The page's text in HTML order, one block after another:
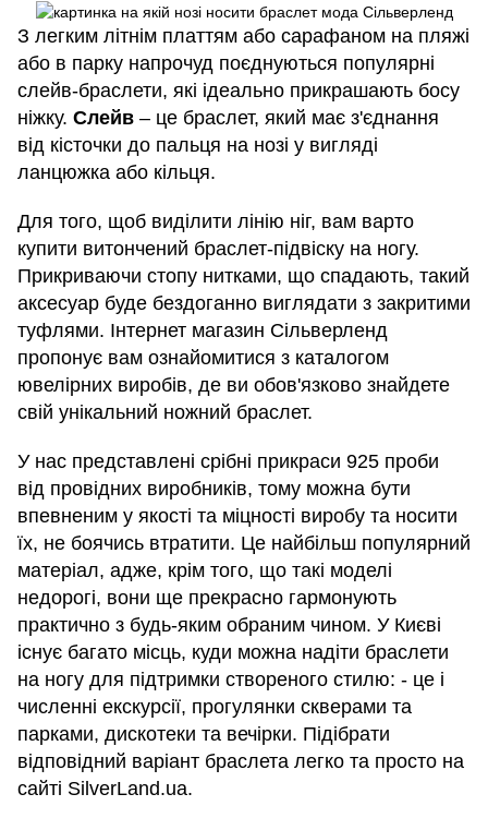
З легким літнім платтям або сарафаном на пляжі
або в парку напрочуд поєднуються популярні
слейв-браслети, які ідеально прикрашають босу
ніжку. Слейв – це браслет, який має з'єднання
від кісточки до пальця на нозі у вигляді
ланцюжка або кільця.
Для того, щоб виділити лінію ніг, вам варто
купити витончений браслет-підвіску на ногу.
Прикриваючи стопу нитками, що спадають, такий
аксесуар буде бездоганно виглядати з закритими
туфлями. Інтернет магазин Сільверленд
пропонує вам ознайомитися з каталогом
ювелірних виробів, де ви обов'язково знайдете
свій унікальний ножний браслет.
У нас представлені срібні прикраси 925 проби
від провідних виробників, тому можна бути
впевненим у якості та міцності виробу та носити
їх, не боячись втратити. Це найбільш популярний
матеріал, адже, крім того, що такі моделі
недорогі, вони ще прекрасно гармонують
практично з будь-яким обраним чином. У Києві
існує багато місць, куди можна надіти браслети
на ногу для підтримки створеного стилю: - це і
численні екскурсії, прогулянки скверами та
парками, дискотеки та вечірки. Підібрати
відповідний варіант браслета легко та просто на
сайті SilverLand.ua.